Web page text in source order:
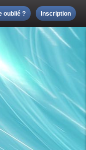
oublié ? Inscription